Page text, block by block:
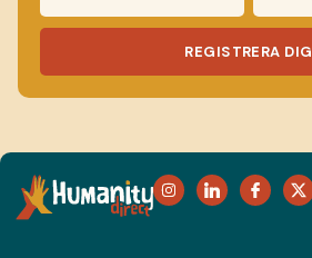
REGISTRERA DIG